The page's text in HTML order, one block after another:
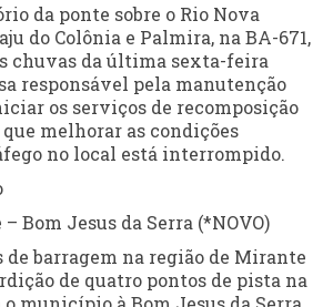
da ponte sobre o Rio Nova
do Colônia e Palmira, na BA-671,
chuvas da última sexta-feira
responsável pela manutenção
os serviços de recomposição
melhorar as condições
no local está interrompido.
Bom Jesus da Serra (*NOVO)
de barragem na região de Mirante
de quatro pontos de pista na